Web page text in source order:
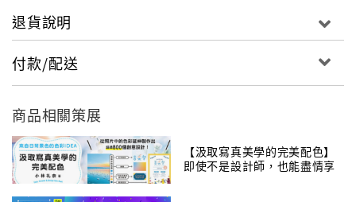
文本（text）、和網格（grid），從最基本的字母樣式
開始，一直談到將文字融入條理一致的內容主體、以及
可靈活變動的系統當中。每一單元的開頭都有一篇敘事
性的短文，探討在各種媒體上影響字體編排設計的文化
性與理論性議題。緊接在短文之後的範例，除了展示字
體編排設計「如何」架構之外，同時也說明「為什麼」
的理由，以證明設計的慣例有其功能與文化的基礎。在
這本書裡，設計實務的範例一一展現出字體編排系統的
退貨說明
付款/配送
商品相關策展
【汲取寫真美學的完美配色】
即使不是設計師，也能盡情享